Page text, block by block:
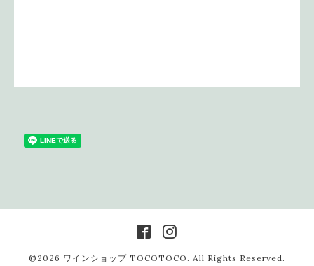
©2026 ワインショップ TOCOTOCO . All Rights Reserved.